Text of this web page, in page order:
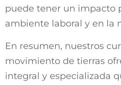
puede tener un impacto
ambiente laboral y en la
En resumen, nuestros
movimiento de tierras
integral y especializada